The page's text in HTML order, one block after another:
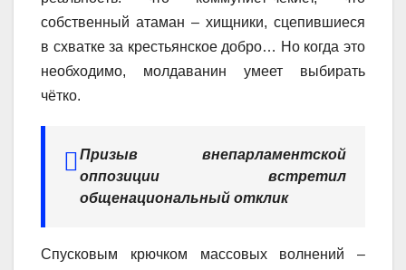
собственный атаман – хищники, сцепившиеся
в схватке за крестьянское добро… Но когда это
необходимо, молдаванин умеет выбирать
чётко.
Призыв внепарламентской
оппозиции встретил
общенациональный отклик
Спусковым крючком массовых волнений –